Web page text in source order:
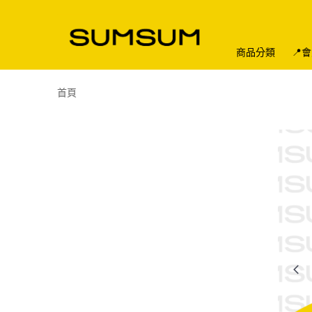
商品分類 📍
首頁